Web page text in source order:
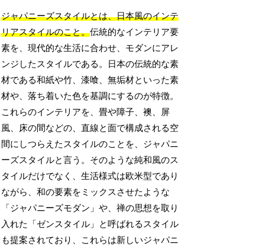
ジャパニーズスタイルとは、日本風のインテ
リアスタイルのこと。伝統的なインテリア要
素を、現代的な生活に合わせ、モダンにアレ
ンジしたスタイルである。日本の伝統的な素
材である和紙や竹、漆喰、無垢材といった素
材や、落ち着いた色を基調にするのが特徴。
これらのインテリアを、畳や障子、襖、屏
風、床の間などの、直線と面で構成される空
間にしつらえたスタイルのことを、ジャパニ
ーズスタイルと言う。そのような純和風のス
タイルだけでなく、生活様式は欧米型であり
ながら、和の要素をミックスさせたような
「ジャパニーズモダン」や、禅の思想を取り
入れた「ゼンスタイル」と呼ばれるスタイル
も提案されており、これらは新しいジャパニ